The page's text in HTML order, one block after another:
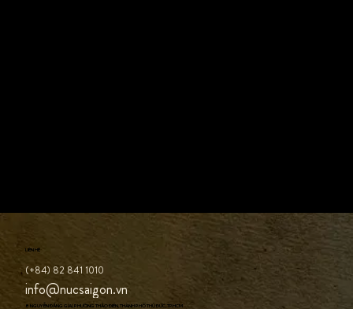
LIÊN HỆ
(+84) 82 841 1010
info@nucsaigon.vn
8 NGUYỄN ĐĂNG GIAI, PHƯỜNG THẢO ĐIỀN, THÀNH PHỐ THỦ ĐỨC, TP.HCM